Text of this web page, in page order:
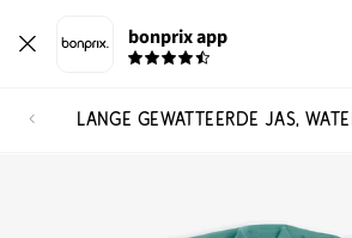
bonprix app
LANGE GEWATTEERDE JAS,